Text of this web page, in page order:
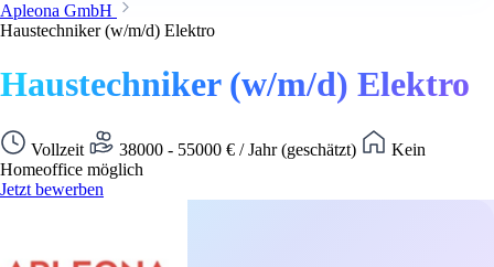
Apleona GmbH
Haustechniker (w/m/d) Elektro
Haustechniker (w/m/d) Elektro
Vollzeit 38000 - 55000 € / Jahr (geschätzt)
Kein
Homeoffice möglich
Jetzt bewerben